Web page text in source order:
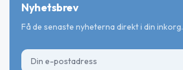
Nyhetsbrev
Få de senaste nyheterna direkt i din inkorg.